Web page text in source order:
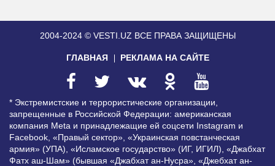
2004-2024 © VESTI.UZ ВСЕ ПРАВА ЗАЩИЩЕНЫ
ГЛАВНАЯ РЕКЛАМА НА САЙТЕ
* Экстремистские и террористические организации,
запрещенные в Российской Федерации: американская
компания Meta и принадлежащие ей соцсети Instagram и
Facebook, «Правый сектор», «Украинская повстанческая
армия» (УПА), «Исламское государство» (ИГ, ИГИЛ), «Джабхат
Фатх аш-Шам» (бывшая «Джабхат ан-Нусра», «Джебхат ан-